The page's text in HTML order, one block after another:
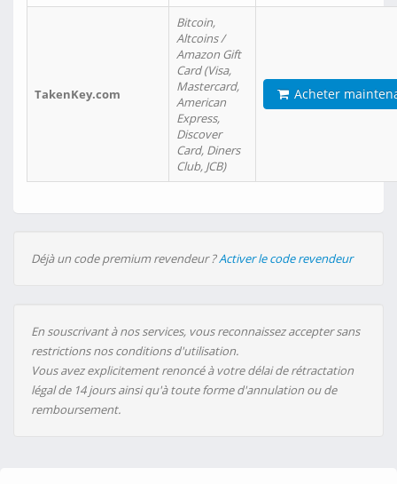
TakenKey.com
Bitcoin,
Altcoins /
Amazon Gift
Card (Visa,
Mastercard,
American
Express,
Discover
Card, Diners
Club, JCB)
Acheter
Déjà un code premium revendeur ?Activer le code revendeur
En souscrivant à nos services, vous reconnaissez accepter sans
restrictions nos conditions d'utilisation.
Vous avez explicitement renoncé à votre délai de rétractation
légal de 14 jours ainsi qu'à toute forme d'annulation ou de
remboursement.